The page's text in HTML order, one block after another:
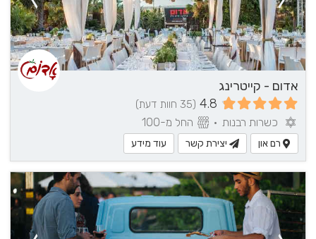
אדום - קייטרינג
4.8 (35 חוות דעת)
כשרות רבנות • החל מ-100
רם און יצירת קשר עוד מידע